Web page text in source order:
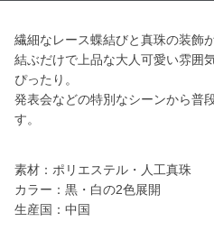
繊細なレース蝶結びと真珠の装飾
結ぶだけで上品な大人可愛い雰囲
ぴったり。
発表会などの特別なシーンから普
す。
素材：ポリエステル・人工真珠
カラー：黒・白の2色展開
生産国：中国